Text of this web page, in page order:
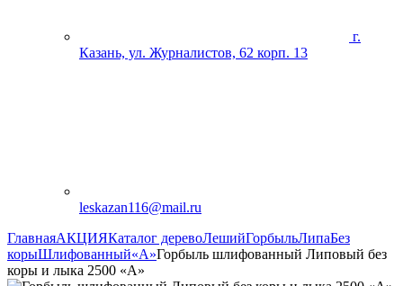
г.
Казань, ул. Журналистов, 62 корп. 13
leskazan116@mail.ru
ГлавнаяАКЦИЯКаталог деревоЛешийГорбыльЛипаБез
корыШлифованный«А»Горбыль шлифованный Липовый без
коры и лыка 2500 «А»